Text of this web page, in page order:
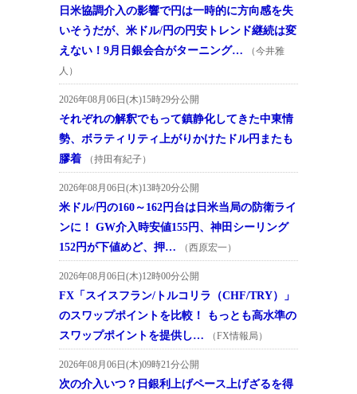
日米協調介入の影響で円は一時的に方向感を失
いそうだが、米ドル/円の円安トレンド継続は変
えない！9月日銀会合がターニング…
（今井雅
人）
2026年08月06日(木)15時29分公開
それぞれの解釈でもって鎮静化してきた中東情
勢、ボラティリティ上がりかけたドル円またも
膠着
（持田有紀子）
2026年08月06日(木)13時20分公開
米ドル/円の160～162円台は日米当局の防衛ライ
ンに！ GW介入時安値155円、神田シーリング
152円が下値めど、押…
（西原宏一）
2026年08月06日(木)12時00分公開
FX「スイスフラン/トルコリラ（CHF/TRY）」
のスワップポイントを比較！ もっとも高水準の
スワップポイントを提供し…
（FX情報局）
2026年08月06日(木)09時21分公開
次の介入いつ？日銀利上げペース上げざるを得